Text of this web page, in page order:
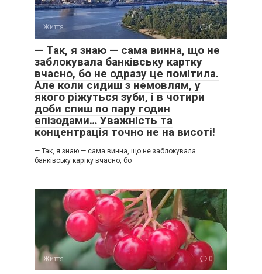
Життя 0
— Так, я знаю — сама винна, що не
заблокувала банківську картку
вчасно, бо не одразу це помітила.
Але коли сидиш з немовлям, у
якого ріжуться зуби, і в чотири
доби спиш по пару годин
епізодами… Уважність та
концентрація точно не на висоті!
— Так, я знаю — сама винна, що не заблокувала
банківську картку вчасно, бо
Життя 0